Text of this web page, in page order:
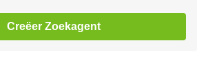
Creëer Zoekagent